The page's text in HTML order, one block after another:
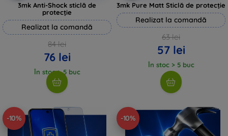
3mk Anti-Shock sticlă de
protecție
Realizat la comandă
84 lei
76 lei
În stoc > 5 buc
3mk Pure Matt Sticlă de protecție
Realizat la comandă
63 lei
57 lei
În stoc > 5 buc
-10% -10%